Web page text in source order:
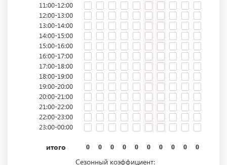
11:00-12:00
12:00-13:00
13:00-14:00
14:00-15:00
15:00-16:00
16:00-17:00
17:00-18:00
18:00-19:00
19:00-20:00
20:00-21:00
21:00-22:00
22:00-23:00
23:00-00:00
итого 0 0 0 0 0 0 0 0 0 0
Сезонный коэффициент: